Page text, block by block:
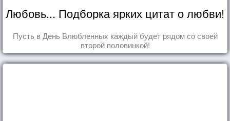
Любовь... Подборка ярких цитат о любви!
Пусть в День Влюбленных каждый будет рядом со своей
второй половинкой!